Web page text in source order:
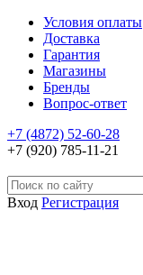
Условия оплаты
Доставка
Гарантия
Магазины
Бренды
Вопрос-ответ
+7 (4872) 52-60-28
+7 (920) 785-11-21
Вход Регистрация